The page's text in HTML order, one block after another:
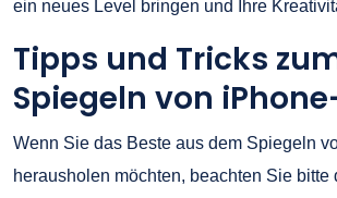
ein neues Level bringen und Ihre
Tipps und Tricks
Spiegeln von
Wenn Sie das Beste aus dem Spiegeln
herausholen möchten, beachten Sie bitte